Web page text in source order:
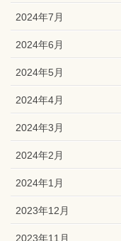
2024年7月
2024年6月
2024年5月
2024年4月
2024年3月
2024年2月
2024年1月
2023年12月
2023年11月